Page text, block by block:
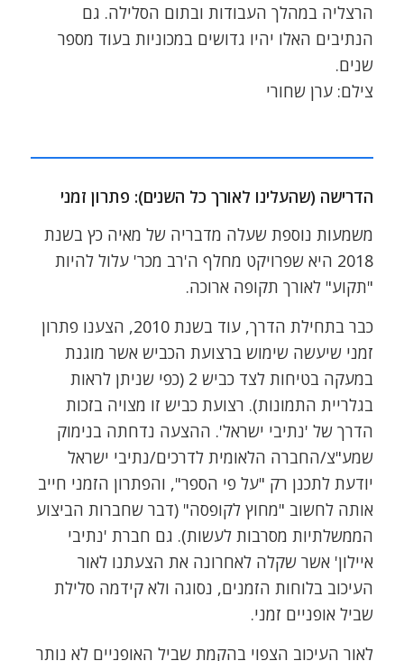
הרצליה במהלך העבודות ובתום הסלילה. גם
הנתיבים האלו יהיו גדושים במכוניות בעוד מספר
שנים.
צילם: ערן שחורי
הדרישה (שהעלינו לאורך כל השנים): פתרון זמני
משמעות נוספת שעלה מדבריה של מאיה כץ בשנת
2018 היא שפרויקט מחלף ה'רב מכר' עלול להיות
"תקוע" לאורך תקופה ארוכה.
כבר בתחילת הדרך, עוד בשנת 2010, הצענו פתרון
זמני שיעשה שימוש ברצועת הכביש אשר מוגנת
במעקה בטיחות לצד כביש 2 (כפי שניתן לראות
בגלריית התמונות). רצועת כביש זו מצויה בזכות
הדרך של 'נתיבי ישראל'. ההצעה נדחתה בנימוק
שמע"צ/החברה הלאומית לדרכים/נתיבי ישראל
יודעת לתכנן רק "על פי הספר", והפתרון הזמני חייב
אותה לחשוב "מחוץ לקופסה" (דבר שחברות הביצוע
הממשלתיות מסרבות לעשות). גם חברת 'נתיבי
איילון' אשר שקלה לאחרונה את הצעתנו לאור
העיכוב בלוחות הזמנים, נסוגה ולא קידמה סלילת
שביל אופניים זמני.
לאור העיכוב הצפוי בהקמת שביל האופניים לא נותר